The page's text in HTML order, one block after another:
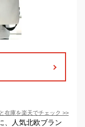
在庫を楽天でチェック >>
、人気北欧ブラン